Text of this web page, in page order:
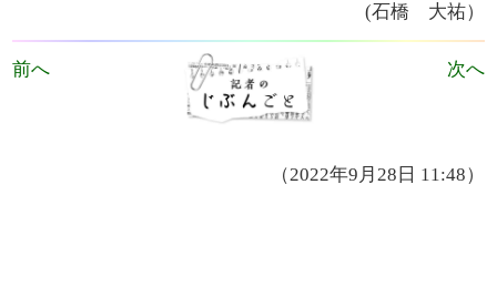
(石橋 大祐）
前へ 次へ
（2022年9月28日 11:48）